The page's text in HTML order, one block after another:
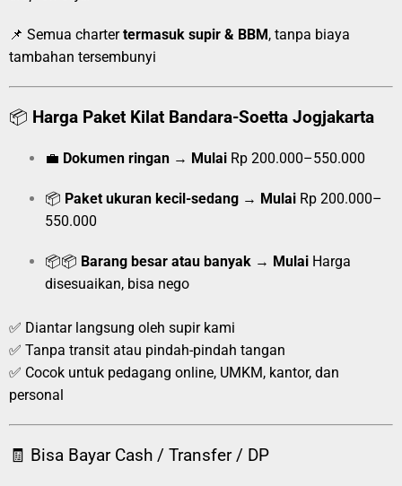
📌 Semua chartertermasuk supir & BBM, tanpa biaya
tambahan tersembunyi
📦 Harga Paket Kilat Bandara-Soetta Jogjakarta
💼 Dokumen ringan → Mulai Rp 200.000–550.000
📦 Paket ukuran kecil-sedang → Mulai Rp 200.000–
550.000
📦📦 Barang besar atau banyak → Mulai Harga
disesuaikan, bisa nego
✅ Diantar langsung oleh supir kami
✅ Tanpa transit atau pindah-pindah tangan
✅ Cocok untuk pedagang online, UMKM, kantor, dan
personal
🧾 Bisa Bayar Cash / Transfer / DP